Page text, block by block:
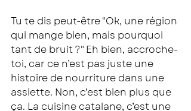
Tu te dis peut-être "Ok, une région
qui mange bien, mais pourquoi
tant de bruit ?" Eh bien, accroche-
toi, car ce n’est pas juste une
histoire de nourriture dans une
assiette. Non, c’est bien plus que
ça. La cuisine catalane, c’est une